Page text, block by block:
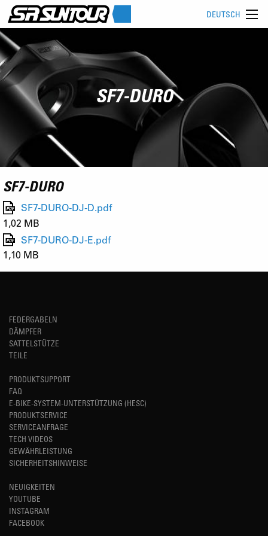
DEUTSCH
SF7-DURO
SF7-DURO
SF7-DURO-DJ-D.pdf
1,02 MB
SF7-DURO-DJ-E.pdf
1,10 MB
FEDERGABELN
DÄMPFER
SATTELSTÜTZE
TEILE
PRODUKTSUPPORT
FAQ
E-BIKE-SYSTEM-UNTERSTÜTZUNG (HESC)
PRODUKTSERVICE
SERVICEANFRAGE
TECH VIDEOS
GEWÄHRLEISTUNG
SICHERHEITSHINWEISE
NEUIGKEITEN
YOUTUBE
INSTAGRAM
FACEBOOK